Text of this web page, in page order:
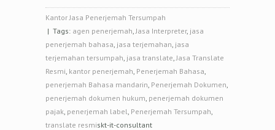
Kantor Jasa Penerjemah Tersumpah
| Tags: agen penerjemah,Jasa Interpreter, jasa
penerjemah bahasa, jasa terjemahan, jasa
terjemahan tersumpah, jasa translate,Jasa Translate
Resmi, kantor penerjemah, Penerjemah Bahasa,
penerjemah Bahasa mandarin, Penerjemah Dokumen,
penerjemah dokumen hukum, penerjemah dokumen
pajak, penerjemah label, Penerjemah Tersumpah,
translate resmiskt-it-consultant